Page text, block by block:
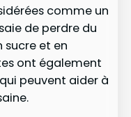
comme un
de perdre du
sucre et en
ont également
peuvent aider à